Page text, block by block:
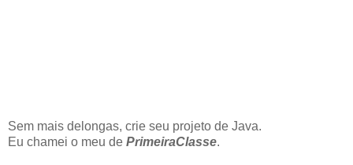
Sem mais delongas, crie seu projeto de Java.
Eu chamei o meu de PrimeiraClasse.